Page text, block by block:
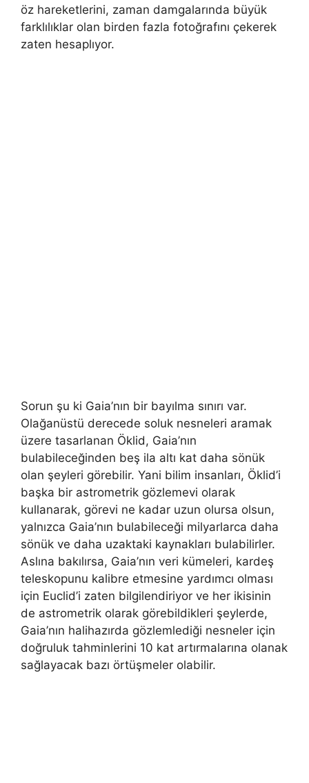
öz hareketlerini, zaman damgalarında büyük
farklılıklar olan birden fazla fotoğrafını çekerek
zaten hesaplıyor.
Sorun şu ki Gaia’nın bir bayılma sınırı var.
Olağanüstü derecede soluk nesneleri aramak
üzere tasarlanan Öklid, Gaia’nın
bulabileceğinden beş ila altı kat daha sönük
olan şeyleri görebilir. Yani bilim insanları, Öklid’i
başka bir astrometrik gözlemevi olarak
kullanarak, görevi ne kadar uzun olursa olsun,
yalnızca Gaia’nın bulabileceği milyarlarca daha
sönük ve daha uzaktaki kaynakları bulabilirler.
Aslına bakılırsa, Gaia’nın veri kümeleri, kardeş
teleskopunu kalibre etmesine yardımcı olması
için Euclid’i zaten bilgilendiriyor ve her ikisinin
de astrometrik olarak görebildikleri şeylerde,
Gaia’nın halihazırda gözlemlediği nesneler için
doğruluk tahminlerini 10 kat artırmalarına olanak
sağlayacak bazı örtüşmeler olabilir.